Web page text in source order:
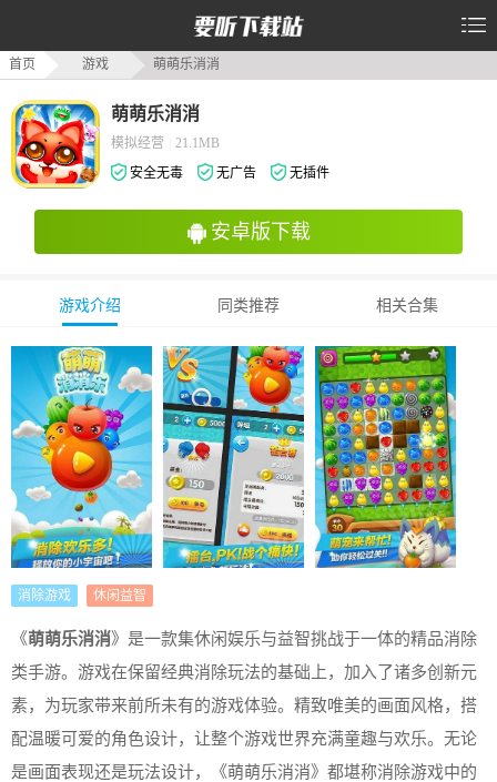
首页 游戏 萌萌乐消消
萌萌乐消消
模拟经营
21.1MB
安全无毒
无广告 无插件
安卓版下载
游戏介绍 同类推荐 相关合集
消除游戏 休闲益智
《萌萌乐消消》是一款集休闲娱乐与益智挑战于一体的精品消除
类手游。游戏在保留经典消除玩法的基础上，加入了诸多创新元
素，为玩家带来前所未有的游戏体验。精致唯美的画面风格，搭
配温暖可爱的角色设计，让整个游戏世界充满童趣与欢乐。无论
是画面表现还是玩法设计，《萌萌乐消消》都堪称消除游戏中的